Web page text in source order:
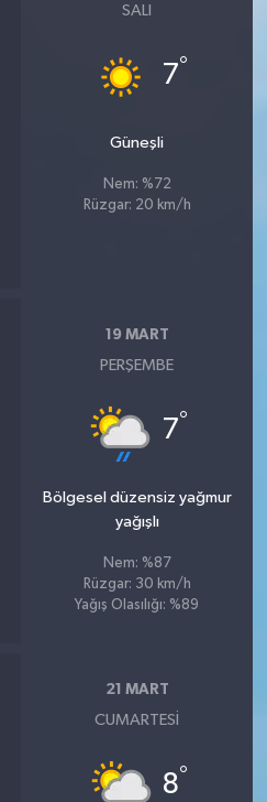
SALI
7°
Güneşli
Nem: %72
Rüzgar: 20 km/h
19 MART
PERŞEMBE
7°
Bölgesel düzensiz yağmur
yağışlı
Nem: %87
Rüzgar: 30 km/h
Yağış Olasılığı: %89
21 MART
CUMARTESI
8°